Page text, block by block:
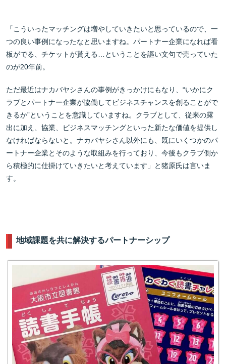
「こういったマッチングは増やしていきたいと思っているので、一
つの良い事例になったなと思いますね。パートナー企業になれば看
板がでる、チケットが貰える…ということを謳い文句で売っていた
のが20年前。
ただ最近はナカバヤシさんの事例がきっかけにもなり、“いかにク
ラブとパートナー企業が協働してビジネスチャンスを創ることがで
きるか”ということを意識していますね。クラブとして、従来の露
出に加え、協業、ビジネスマッチングといった新たな価値を提供し
なければならないと。ナカバヤシさん以外にも、既にいくつかのパ
ートナー企業とそのような取組みを行っており、今後もクラブ側か
ら積極的に仕掛けていきたいと考えています」と猪原氏は言いま
す。
地域課題を共に解決するパートナーシップ